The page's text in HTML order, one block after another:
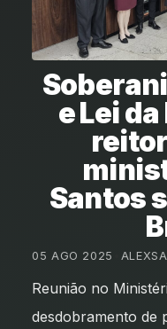
e Lei
reitor
Santos
05 AGO 2025
Reunião no
desdobramento de